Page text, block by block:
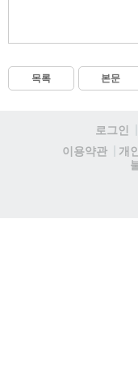
목록 본문
로그인
이용약관
개